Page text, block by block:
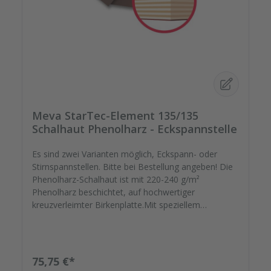
Meva StarTec-Element 135/135
Schalhaut Phenolharz - Eckspannstelle
Es sind zwei Varianten möglich, Eckspann- oder
Stirnspannstellen. Bitte bei Bestellung angeben! Die
Phenolharz-Schalhaut ist mit 220-240 g/m²
Phenolharz beschichtet, auf hochwertiger
kreuzverleimter Birkenplatte.Mit speziellem
verlassen.Bestellen Sie das komplette Zubehör zum
Sanieren gleich mit. - Von der Dichtfugenmasse,
Regulärer Preis:
75,75 €*